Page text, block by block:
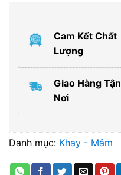
Cam Kết Chất
Lượng
Giao Hàng Tận
Nơi
Danh mục: Khay - Mâm